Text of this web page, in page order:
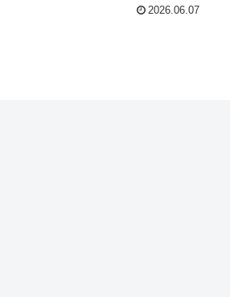
2026.06.07